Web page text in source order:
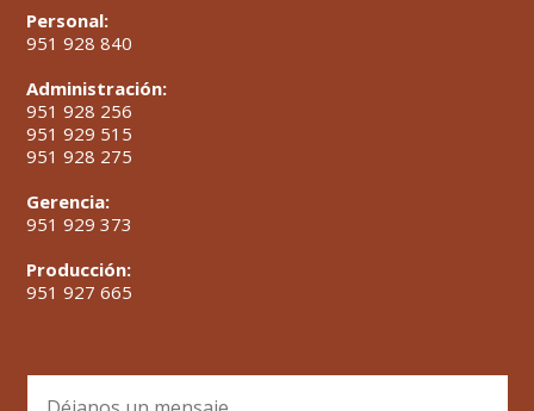
Personal:
951 928 840
Administración:
951 928 256
951 929 515
951 928 275
Gerencia:
951 929 373
Producción:
951 927 665